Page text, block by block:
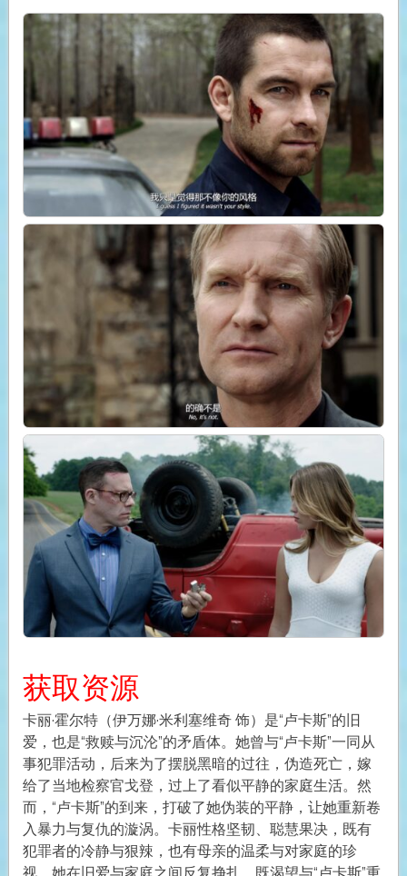
获取资源
卡丽·霍尔特（伊万娜·米利塞维奇 饰）是“卢卡斯”的旧
爱，也是“救赎与沉沦”的矛盾体。她曾与“卢卡斯”一同从
事犯罪活动，后来为了摆脱黑暗的过往，伪造死亡，嫁
给了当地检察官戈登，过上了看似平静的家庭生活。然
而，“卢卡斯”的到来，打破了她伪装的平静，让她重新卷
入暴力与复仇的漩涡。卡丽性格坚韧、聪慧果决，既有
犯罪者的冷静与狠辣，也有母亲的温柔与对家庭的珍